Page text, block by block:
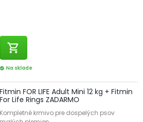
shopping_cart
check_circle Na sklade
Fitmin FOR LIFE Adult Mini 12 kg + Fitmin
For Life Rings ZADARMO
Kompletné krmivo pre dospelých psov